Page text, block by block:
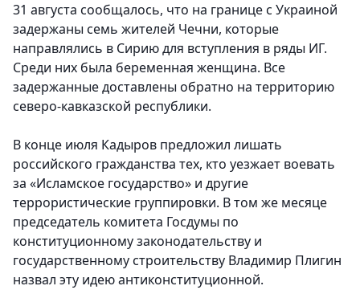
31 августа сообщалось, что на границе с Украиной
задержаны семь жителей Чечни, которые
направлялись в Сирию для вступления в ряды ИГ.
Среди них была беременная женщина. Все
задержанные доставлены обратно на территорию
северо-кавказской республики.
В конце июля Кадыров предложил лишать
российского гражданства тех, кто уезжает воевать
за «Исламское государство» и другие
террористические группировки. В том же месяце
председатель комитета Госдумы по
конституционному законодательству и
государственному строительству Владимир Плигин
назвал эту идею антиконституционной.